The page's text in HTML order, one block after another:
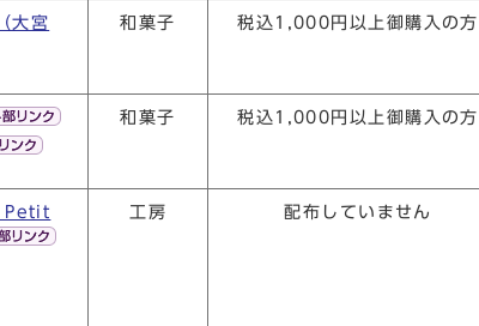
大宮
和菓子 税込1,000円以上御購入の方
和菓子 税込1,000円以上御購入の方
工房 配布していません